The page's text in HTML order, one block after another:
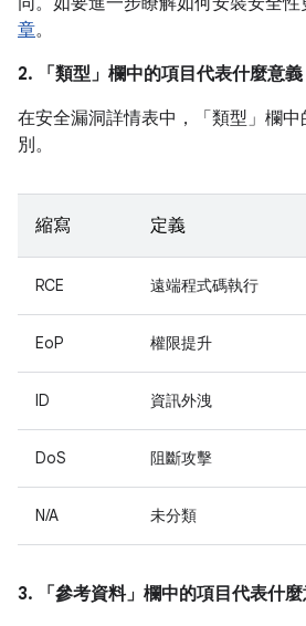
章。
2. 「類型」 欄中的項目代表什麼意義
在安全漏洞詳情表中，「類型」 欄中
別。
縮寫 定義
RCE 遠端程式碼執行
EoP 權限提升
ID 資訊外洩
DoS 阻斷攻擊
N/A 未分類
3. 「參考資料」 欄中的項目代表什麼